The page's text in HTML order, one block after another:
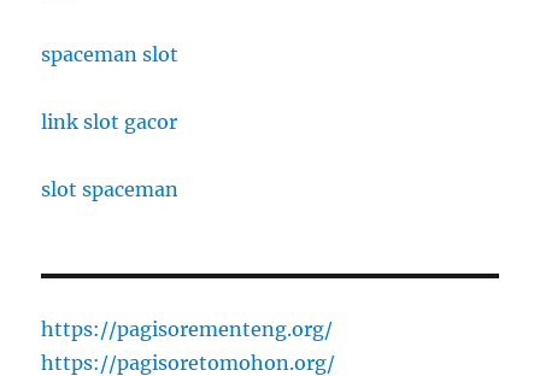
spaceman slot
link slot gacor
slot spaceman
https://pagisorementeng.org/
https://pagisoretomohon.org/